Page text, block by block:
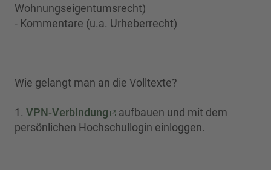
Wohnungseigentumsrecht)
- Kommentare (u.a. Urheberrecht)
Wie gelangt man an die Volltexte?
1. VPN-Verbindung
aufbauen und mit dem
persönlichen Hochschullogin einloggen.